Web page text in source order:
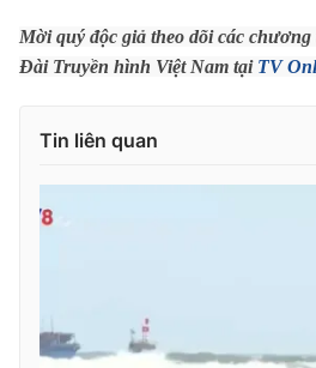
Khán giả
Giải sao mai
Sao
Du lịch
Làm đẹp
Chất lượng cuộc sống
Giáo dục
Học trực tuyến
Sản phẩm
Giao lưu trực tuyến
Chuyên mục khác
Mời quý độc giả theo dõi các
Đài Truyền hình Việt Nam tại TV
Tin liên quan